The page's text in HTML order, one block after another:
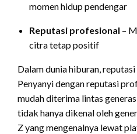
momen hidup pendengar
Reputasi profesional –
citra tetap positif
Dalam dunia hiburan,
Penyanyi dengan reputasi
mudah diterima lintas
tidak hanya dikenal oleh
Z yang mengenalnya lewat